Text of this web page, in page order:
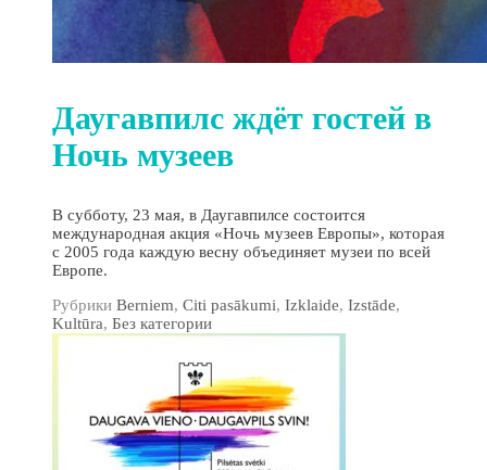
Даугавпилс ждёт гостей в
Ночь музеев
В субботу, 23 мая, в Даугавпилсе состоится
международная акция «Ночь музеев Европы», которая
с 2005 года каждую весну объединяет музеи по всей
Европе.
Рубрики Berniem, Citi pasākumi, Izklaide, Izstāde,
Kultūra, Без категории